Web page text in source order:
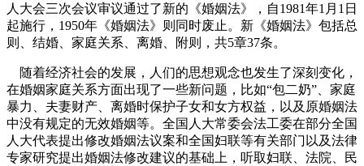
人大会三次会议审议通过了新的《婚姻法》，自1981年1 月 1 日
起施行， 1950年《婚姻法》则同时废止。新《婚姻法》包括总
则、结婚、家庭关系、离婚、附则，共5章37条。
随着经济社会的发展，人们的思想观念也发生了深刻变化，
在婚姻家庭关系方面出现了一些新问题，比如“包二奶”、家庭
暴力、夫妻财产、离婚时保护子女和女方权益，以及原婚姻法
中没有规定的无效婚姻等。全国人大常委会法工委在部分全国
人大代表提出修改婚姻法议案和全国妇联等有关部门以及法律
专家研究提出婚姻法修改建议的基础上，听取妇联、法院、民